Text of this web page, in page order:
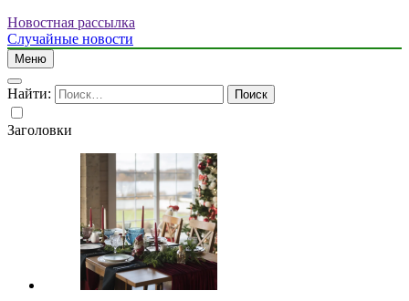
Новостная рассылка
Случайные новости
Меню
Найти:
Заголовки